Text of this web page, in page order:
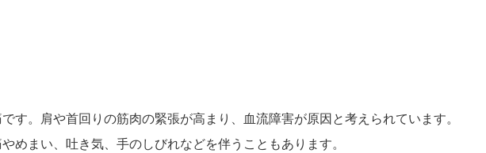
す。肩や首回りの筋肉の緊張が高まり、血流障害が原因と考えられています。
めまい、吐き気、手のしびれなどを伴うこともあります。